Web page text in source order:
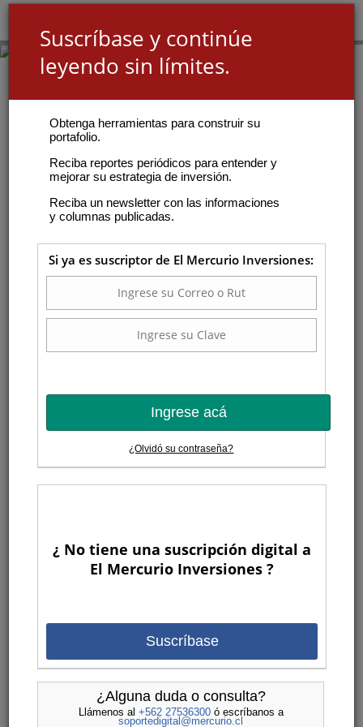
Suscríbase y continúe
leyendo sin límites.
Obtenga herramientas para construir su
portafolio.
Reciba reportes periódicos para entender y
mejorar su estrategia de inversión.
Reciba un newsletter con las informaciones
y columnas publicadas.
Si ya es suscriptor de El Mercurio Inversiones:
Ingrese acá
¿Olvidó su contraseña?
¿ No tiene una suscripción digital a
El Mercurio Inversiones ?
Suscríbase
¿Alguna duda o consulta?
Llámenos al +562 27536300ó escríbanos a
soportedigital@mercurio.cl